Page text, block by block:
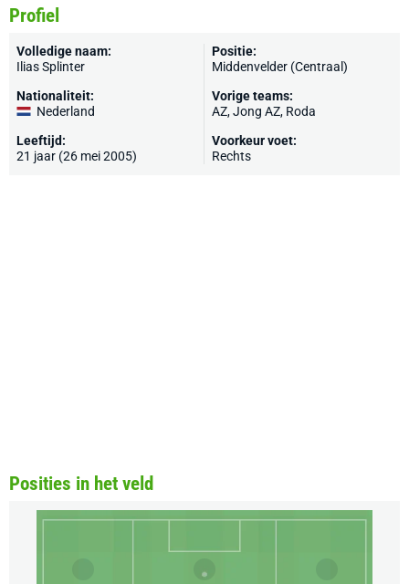
Profiel
Volledige naam:
Ilias Splinter
Nationaliteit:
Nederland
Leeftijd:
21 jaar (26 mei 2005)
Positie:
Middenvelder (Centraal)
Vorige teams:
AZ,Jong AZ, Roda
Voorkeur voet:
Rechts
Posities in het veld